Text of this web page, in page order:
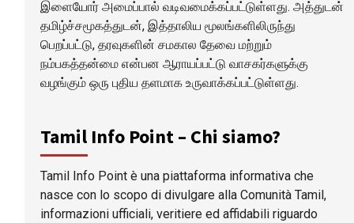
இளையோர் அமைப்பால் வடிவமைக்கப்பட்டுள்ளது. அத்துடன்
தமிழ்ச்சமூகத்துடன், இத்தாலிய மூலங்களிலிருந்து
பெறப்பட்டு, தரவுகளின் சமகால தேவை மற்றும்
நம்பகத்தன்மை என்பன ஆராயப்பட்டு வாசகர்களுக்கு
வழங்கும் ஒரு புதிய தளமாக உருவாக்கப்பட்டுள்ளது.
Tamil Info Point – Chi siamo?
Tamil Info Point è una piattaforma informativa che
nasce con lo scopo di divulgare alla Comunità Tamil,
informazioni ufficiali, veritiere ed affidabili riguardo